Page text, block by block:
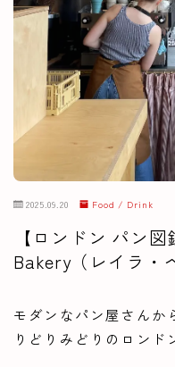
2025.09.20 Food / Drink
【ロンドン パン
Bakery（レイラ・
モダンなパン屋さんか
りどりみどりのロンド